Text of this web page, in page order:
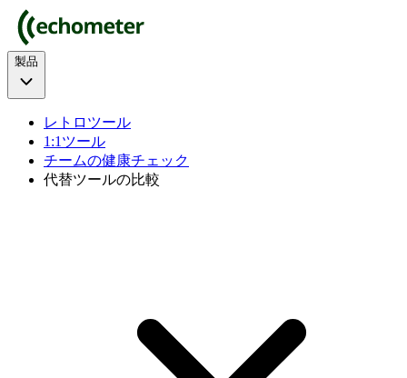
製品
レトロツール
1:1ツール
チームの健康チェック
代替ツールの比較